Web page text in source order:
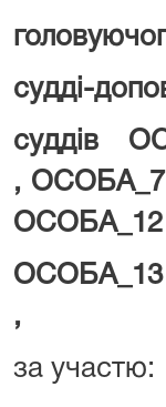
судді-
суддів
,
ОСОБА_12
,
за участю: